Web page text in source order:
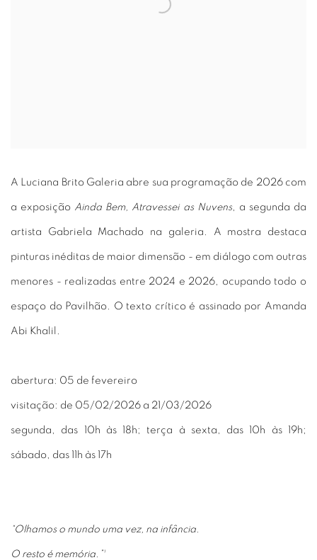
A Luciana Brito Galeria abre sua programação de 2026 com
a exposição Ainda Bem, Atravessei as Nuvens, a segunda da
artista Gabriela Machado na galeria. A mostra destaca
pinturas inéditas de maior dimensão - em diálogo com outras
menores - realizadas entre 2024 e 2026, ocupando todo o
espaço do Pavilhão. O texto crítico é assinado por Amanda
Abi Khalil.
abertura: 05 de fevereiro
visitação: de 05/02/2026 a 21/03/2026
segunda, das 10h às 18h; terça à sexta, das 10h às 19h;
sábado, das 11h às 17h
“Olhamos o mundo uma vez, na infância.
O resto é memória.”¹